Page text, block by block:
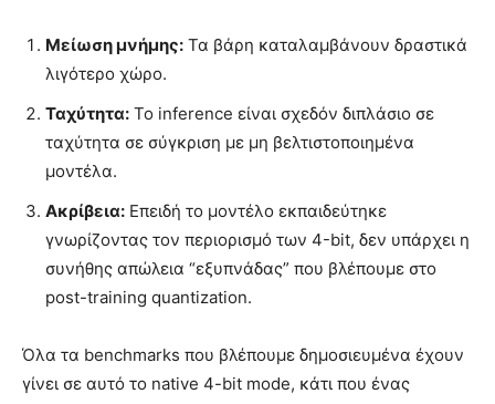
Μείωση μνήμης: Τα βάρη καταλαμβάνουν δραστικά
λιγότερο χώρο.
Ταχύτητα: Το inference είναι σχεδόν διπλάσιο σε
ταχύτητα σε σύγκριση με μη βελτιστοποιημένα
μοντέλα.
Ακρίβεια: Επειδή το μοντέλο εκπαιδεύτηκε
γνωρίζοντας τον περιορισμό των 4-bit, δεν υπάρχει η
συνήθης απώλεια “εξυπνάδας” που βλέπουμε στο
post-training quantization.
Όλα τα benchmarks που βλέπουμε δημοσιευμένα έχουν
γίνει σε αυτό το native 4-bit mode, κάτι που ένας